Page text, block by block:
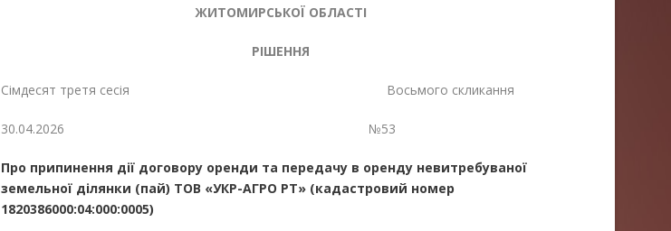
ЖИТОМИРСЬКОЇ ОБЛАСТІ
РІШЕННЯ
Сімдесят третя сесія Восьмого скликання
30.04.2026 №53
Про припинення дії договору оренди та передачу в оренду невитребуваної
земельної ділянки (пай) ТОВ «УКР-АГРО РТ» (кадастровий номер
1820386000:04:000:0005)